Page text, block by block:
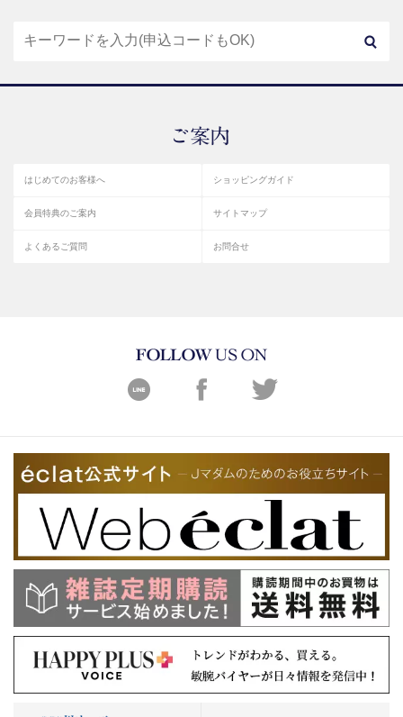
はじめてのお客様へ ショッピングガイド
会員特典のご案内 サイトマップ
よくあるご質問 お問合せ